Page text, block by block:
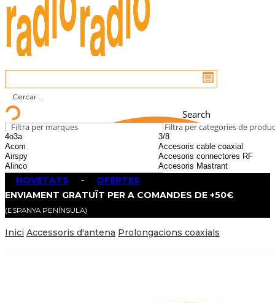
Search
Filtra per marques Filtra per categories de
NOVETATS - OFERTES
ENVIAMENT GRATUÏT PER A COMANDES DE +50€
(ESPANYA PENÍNSULA)
Inici Accessoris d'antena Prolongacions coaxials